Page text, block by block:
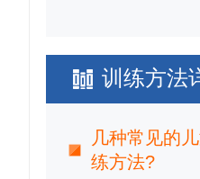
训练方法
几种常见的
练方法?